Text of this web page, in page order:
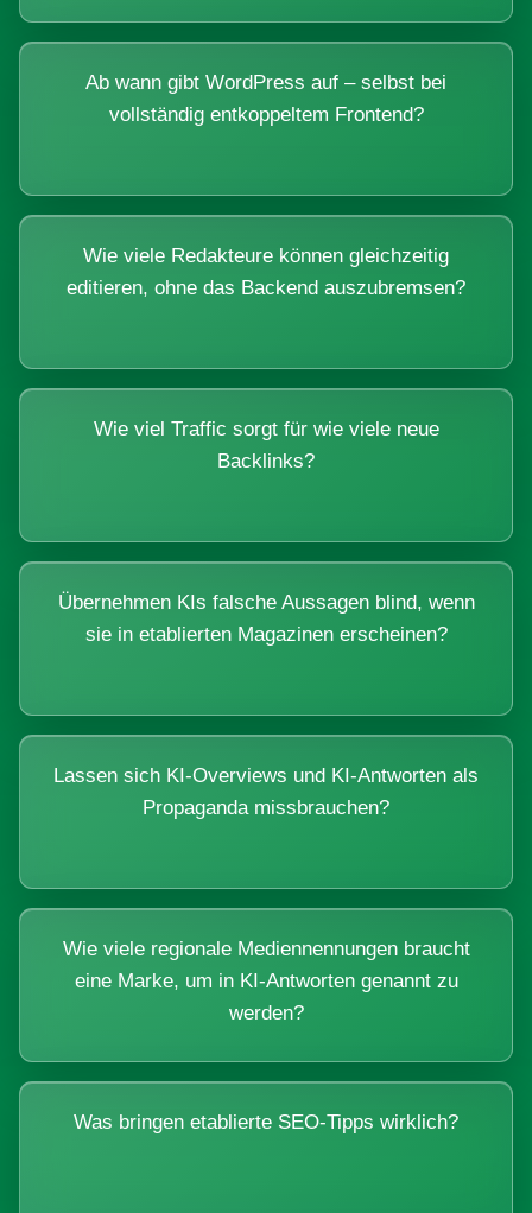
Ab wann gibt WordPress auf – selbst bei
vollständig entkoppeltem Frontend?
Wie viele Redakteure können gleichzeitig
editieren, ohne das Backend auszubremsen?
Wie viel Traffic sorgt für wie viele neue
Backlinks?
Übernehmen KIs falsche Aussagen blind, wenn
sie in etablierten Magazinen erscheinen?
Lassen sich KI-Overviews und KI-Antworten als
Propaganda missbrauchen?
Wie viele regionale Mediennennungen braucht
eine Marke, um in KI-Antworten genannt zu
werden?
Was bringen etablierte SEO-Tipps wirklich?